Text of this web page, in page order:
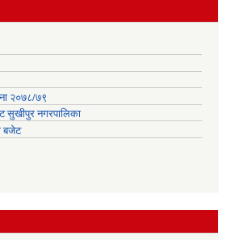
२०७८/७९
नगरपालिका
बजेट